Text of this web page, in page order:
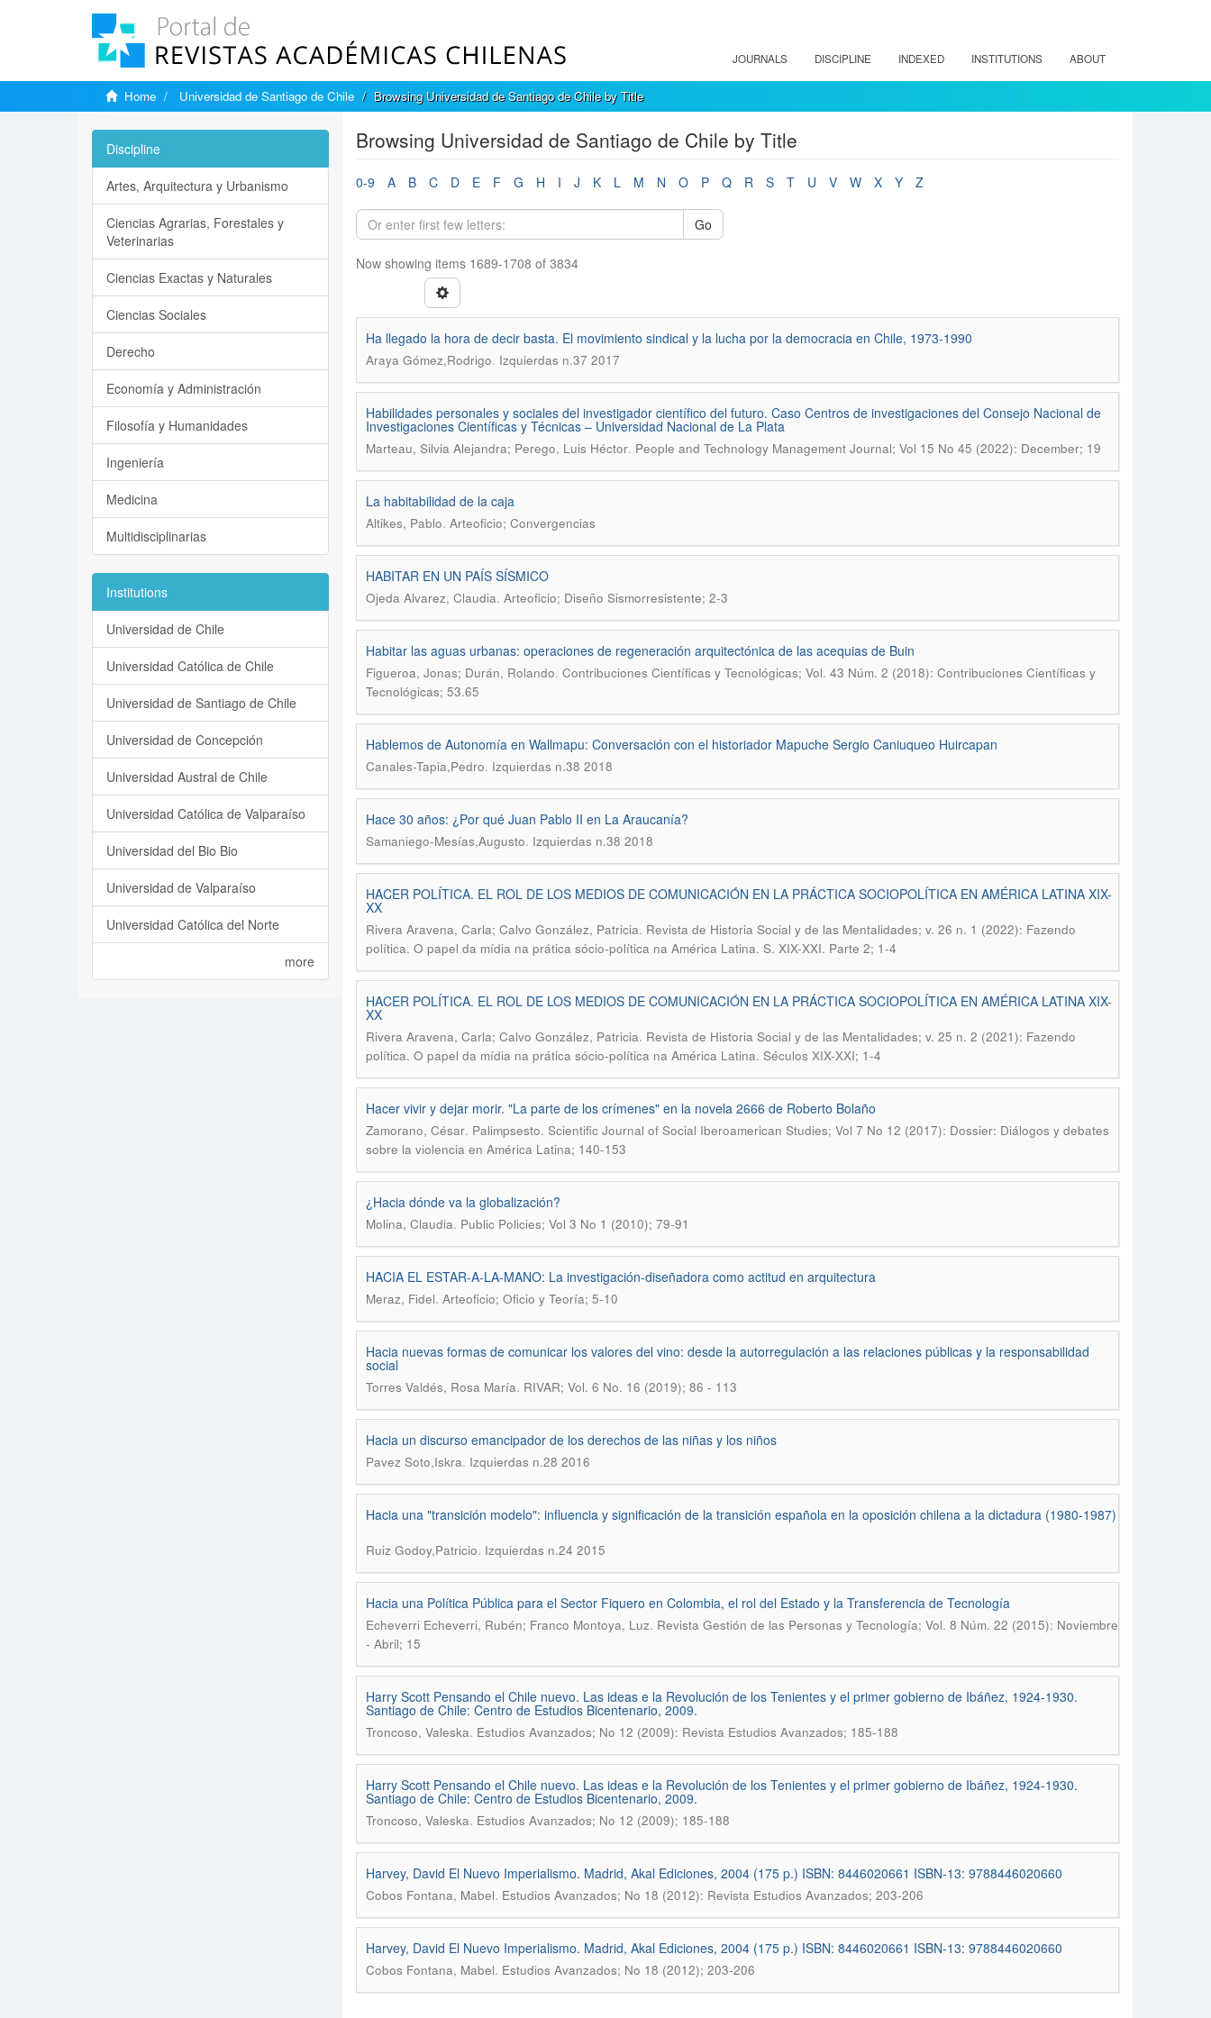
JOURNALS DISCIPLINE INDEXED INSTITUTIONS ABOUT
Home Universidad de Santiago de Chile Browsing Universidad de Santiago de Chile by Title
Browsing Universidad de Santiago de Chile by Title
0-9 A B C D E F G H I J K L M N O P Q R S T U V W X Y Z
Go
Now showing items 1689-1708 of 3834
Ha llegado la hora de decir basta. El movimiento sindical y la lucha por la democracia en Chile, 1973-1990
Araya Gómez,Rodrigo. Izquierdas n.37 2017
Habilidades personales y sociales del investigador científico del futuro. Caso Centros de investigaciones del Consejo Nacional de
Investigaciones Científicas y Técnicas – Universidad Nacional de La Plata
Marteau, Silvia Alejandra; Perego, Luis Héctor. People and Technology Management Journal; Vol 15 No 45 (2022): December; 19
La habitabilidad de la caja
Altikes, Pablo. Arteoficio; Convergencias
HABITAR EN UN PAÍS SÍSMICO
Ojeda Alvarez, Claudia. Arteoficio; Diseño Sismorresistente; 2-3
Habitar las aguas urbanas: operaciones de regeneración arquitectónica de las acequias de Buin
Figueroa, Jonas; Durán, Rolando. Contribuciones Científicas y Tecnológicas; Vol. 43 Núm. 2 (2018): Contribuciones Científicas y
Tecnológicas; 53.65
Hablemos de Autonomía en Wallmapu: Conversación con el historiador Mapuche Sergio Caniuqueo Huircapan
Canales-Tapia,Pedro. Izquierdas n.38 2018
Hace 30 años: ¿Por qué Juan Pablo II en La Araucanía?
Samaniego-Mesías,Augusto. Izquierdas n.38 2018
HACER POLÍTICA. EL ROL DE LOS MEDIOS DE COMUNICACIÓN EN LA PRÁCTICA SOCIOPOLÍTICA EN AMÉRICA LATINA XIX-
XX
Rivera Aravena, Carla; Calvo González, Patricia. Revista de Historia Social y de las Mentalidades; v. 26 n. 1 (2022): Fazendo
política. O papel da mídia na prática sócio-política na América Latina. S. XIX-XXI. Parte 2; 1-4
HACER POLÍTICA. EL ROL DE LOS MEDIOS DE COMUNICACIÓN EN LA PRÁCTICA SOCIOPOLÍTICA EN AMÉRICA LATINA XIX-
XX
Rivera Aravena, Carla; Calvo González, Patricia. Revista de Historia Social y de las Mentalidades; v. 25 n. 2 (2021): Fazendo
política. O papel da mídia na prática sócio-política na América Latina. Séculos XIX-XXI; 1-4
Hacer vivir y dejar morir. "La parte de los crímenes" en la novela 2666 de Roberto Bolaño
Zamorano, César. Palimpsesto. Scientific Journal of Social Iberoamerican Studies; Vol 7 No 12 (2017): Dossier: Diálogos y debates
sobre la violencia en América Latina; 140-153
¿Hacia dónde va la globalización?
Molina, Claudia. Public Policies; Vol 3 No 1 (2010); 79-91
HACIA EL ESTAR-A-LA-MANO: La investigación-diseñadora como actitud en arquitectura
Meraz, Fidel. Arteoficio; Oficio y Teoría; 5-10
Hacia nuevas formas de comunicar los valores del vino: desde la autorregulación a las relaciones públicas y la responsabilidad
social
Torres Valdés, Rosa María. RIVAR; Vol. 6 No. 16 (2019); 86 - 113
Hacia un discurso emancipador de los derechos de las niñas y los niños
Pavez Soto,Iskra. Izquierdas n.28 2016
Hacia una "transición modelo": influencia y significación de la transición española en la oposición chilena a la dictadura (1980-1987)
Ruiz Godoy,Patricio. Izquierdas n.24 2015
Hacia una Política Pública para el Sector Fiquero en Colombia, el rol del Estado y la Transferencia de Tecnología
Echeverri Echeverri, Rubén; Franco Montoya, Luz. Revista Gestión de las Personas y Tecnología; Vol. 8 Núm. 22 (2015): Noviembre
- Abril; 15
Harry Scott Pensando el Chile nuevo. Las ideas e la Revolución de los Tenientes y el primer gobierno de Ibáñez, 1924-1930.
Santiago de Chile: Centro de Estudios Bicentenario, 2009.
Troncoso, Valeska. Estudios Avanzados; No 12 (2009): Revista Estudios Avanzados; 185-188
Harry Scott Pensando el Chile nuevo. Las ideas e la Revolución de los Tenientes y el primer gobierno de Ibáñez, 1924-1930.
Santiago de Chile: Centro de Estudios Bicentenario, 2009.
Troncoso, Valeska. Estudios Avanzados; No 12 (2009); 185-188
Harvey, David El Nuevo Imperialismo. Madrid, Akal Ediciones, 2004 (175 p.) ISBN: 8446020661 ISBN-13: 9788446020660
Cobos Fontana, Mabel. Estudios Avanzados; No 18 (2012): Revista Estudios Avanzados; 203-206
Harvey, David El Nuevo Imperialismo. Madrid, Akal Ediciones, 2004 (175 p.) ISBN: 8446020661 ISBN-13: 9788446020660
Cobos Fontana, Mabel. Estudios Avanzados; No 18 (2012); 203-206
Discipline
Artes, Arquitectura y Urbanismo
Ciencias Agrarias, Forestales y
Veterinarias
Ciencias Exactas y Naturales
Ciencias Sociales
Derecho
Economía y Administración
Filosofía y Humanidades
Ingeniería
Medicina
Multidisciplinarias
Institutions
Universidad de Chile
Universidad Católica de Chile
Universidad de Santiago de Chile
Universidad de Concepción
Universidad Austral de Chile
Universidad Católica de Valparaíso
Universidad del Bio Bio
Universidad de Valparaíso
Universidad Católica del Norte
more